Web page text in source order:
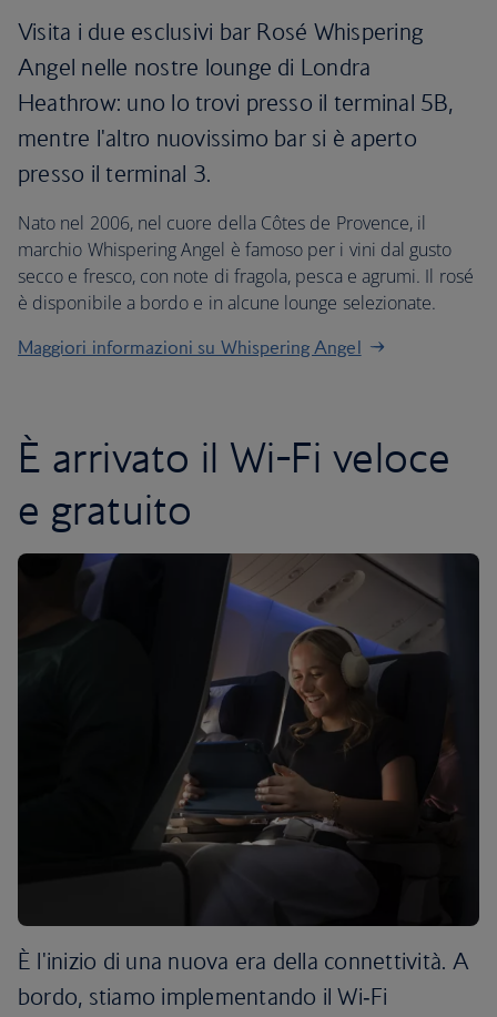
Visita i due esclusivi bar Rosé Whispering
Angel nelle nostre lounge di Londra
Heathrow: uno lo trovi presso il terminal 5B,
mentre l'altro nuovissimo bar si è aperto
presso il terminal 3.
Nato nel 2006, nel cuore della Côtes de Provence, il
marchio Whispering Angel è famoso per i vini dal gusto
secco e fresco, con note di fragola, pesca e agrumi. Il rosé
è disponibile a bordo e in alcune lounge selezionate.
Maggiori informazioni su Whispering Angel
È arrivato il Wi-Fi veloce
e gratuito
È l'inizio di una nuova era della connettività. A
bordo, stiamo implementando il Wi‑Fi